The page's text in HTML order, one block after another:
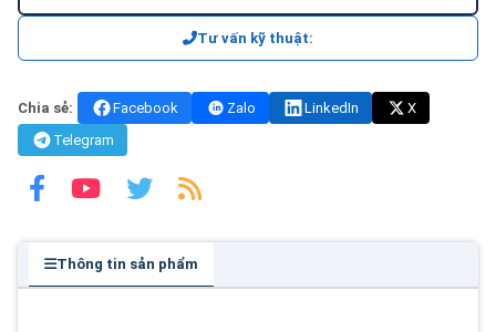
Tư vấn kỹ thuật:
Chia sẻ: Facebook Zalo LinkedIn
X
Telegram
Thông tin sản phẩm